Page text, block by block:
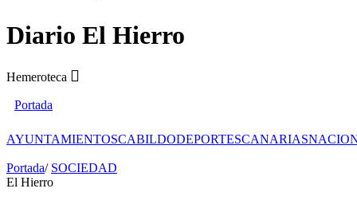
Diario El Hierro
Hemeroteca
Portada
AYUNTAMIENTOSCABILDODEPORTESCANARIAS
Portada/ SOCIEDAD
El Hierro